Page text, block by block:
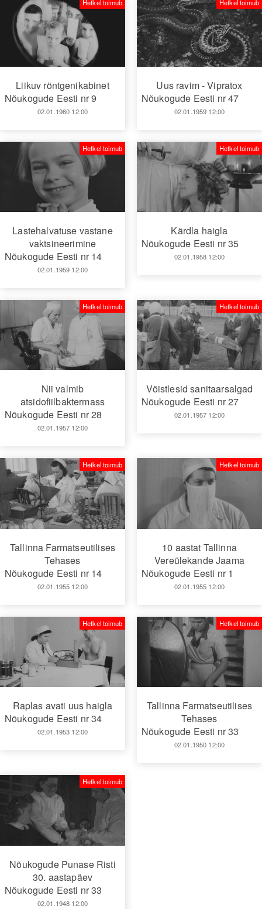
Liikuv röntgenikabinet
Nõukogude Eesti nr 9
02.01.1960 12:00
Hetkel toimub
Uus ravim - Vipratox
Nõukogude Eesti nr 47
02.01.1959 12:00
Hetkel toimub
Lastehalvatuse vastane
vaktsineerimine
Nõukogude Eesti nr 14
02.01.1959 12:00
Hetkel toimub
Kärdla haigla
Nõukogude Eesti nr 35
02.01.1958 12:00
Hetkel toimub
Nii valmib
atsidofiilbaktermass
Nõukogude Eesti nr 28
02.01.1957 12:00
Hetkel toimub
Võistlesid sanitaarsalgad
Nõukogude Eesti nr 27
02.01.1957 12:00
Hetkel toimub
Tallinna Farmatseutilises
Tehases
Nõukogude Eesti nr 14
02.01.1955 12:00
Hetkel toimub
10 aastat Tallinna
Vereülekande Jaama
Nõukogude Eesti nr 1
02.01.1955 12:00
Hetkel toimub
Raplas avati uus haigla
Nõukogude Eesti nr 34
02.01.1953 12:00
Hetkel toimub
Tallinna Farmatseutilises
Tehases
Nõukogude Eesti nr 33
02.01.1950 12:00
Hetkel toimub
Nõukogude Punase Risti
30. aastapäev
Nõukogude Eesti nr 33
02.01.1948 12:00
Hetkel toimub